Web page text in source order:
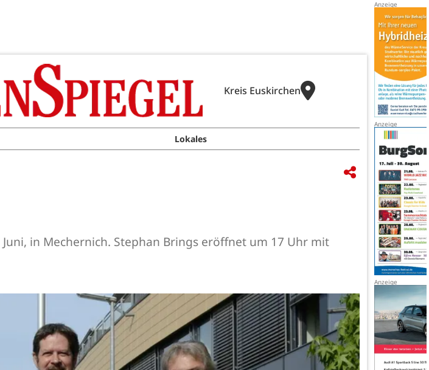
Kreis Euskirchen
Lokales
in Mechernich. Stephan Brings eröffnet um 17 Uhr mit